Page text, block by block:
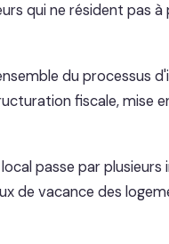
qui ne résident pas
du processus
fiscale, mise
passe par plusieurs
de vacance des